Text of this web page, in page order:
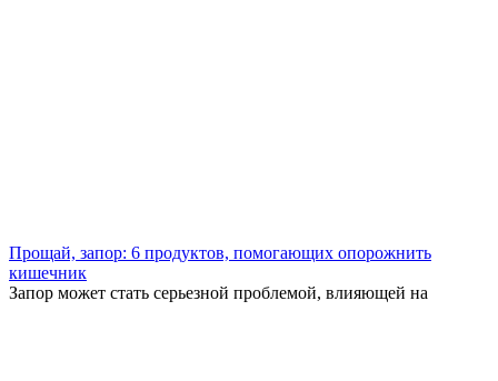
Прощай, запор: 6 продуктов, помогающих опорожнить
кишечник
Запор может стать серьезной проблемой, влияющей на